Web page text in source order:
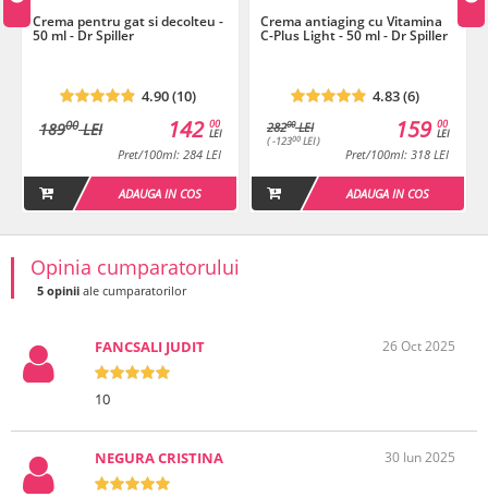
Tratament Special pentru gat si decolteu
Crema pentru gat si decolteu -
50 ml - Dr Spiller
4.90 (10)
18900LEI 00
LEI
142
Pret/100ml: 284 LEI
ADAUGA IN COS
Crema antiaging cu Vitamina
C-Plus Light - 50 ml - Dr Spiller
4.83 (6)
28200LEI
( -12300 LEI )
00
LEI
159
Pret/100ml: 318 LEI
ADAUGA IN COS
Opinia cumparatorului
5 opinii ale cumparatorilor
FANCSALI JUDIT 26 Oct 2025
10
NEGURA CRISTINA 30 Iun 2025